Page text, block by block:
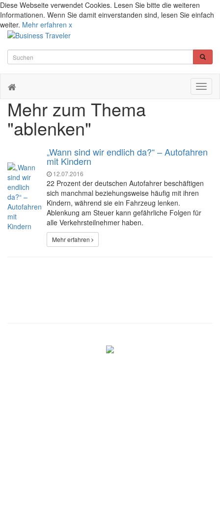
Diese Webseite verwendet Cookies. Lesen Sie bitte die weiteren
Informationen. Wenn Sie damit einverstanden sind, lesen Sie einfach
weiter. Mehr erfahren x
Mehr zum Thema
"ablenken"
„Wann sind wir endlich da?“ – Autofahren
mit Kindern
12.07.2016
22 Prozent der deutschen Autofahrer beschäftigen
sich manchmal beziehungsweise häufig mit ihren
Kindern, während sie ein Fahrzeug lenken.
Ablenkung am Steuer kann gefährliche Folgen für
alle Verkehrsteilnehmer haben.
Mehr erfahren